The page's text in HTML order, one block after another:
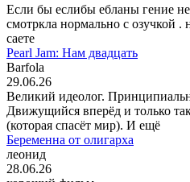
Если бы еслибы ебланы гение
смотркла нормально с озучкой .
саете
Pearl Jam: Нам двадцать
Barfola
29.06.26
Великий идеолог.
Движущийся вперёд и только
(которая спасёт мир). И ещё
Беременна от олигарха
леонид
28.06.26